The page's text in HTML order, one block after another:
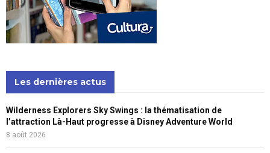
Les dernières actus
Wilderness Explorers Sky Swings : la thématisation de
l’attraction Là-Haut progresse à Disney Adventure World
8 août 2026